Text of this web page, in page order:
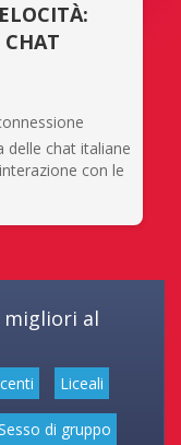
CHAT
chat italiane
con le
migliori al
Liceali
di gruppo